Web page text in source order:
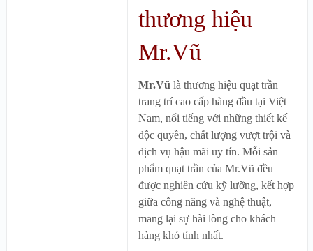
thương hiệu
Mr.Vũ
Mr.Vũ là thương hiệu quạt trần
trang trí cao cấp hàng đầu tại Việt
Nam, nổi tiếng với những thiết kế
độc quyền, chất lượng vượt trội và
dịch vụ hậu mãi uy tín. Mỗi sản
phẩm quạt trần của Mr.Vũ đều
được nghiên cứu kỹ lưỡng, kết hợp
giữa công năng và nghệ thuật,
mang lại sự hài lòng cho khách
hàng khó tính nhất.